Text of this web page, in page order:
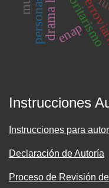
autoritarismo
enap
Instrucciones
Instrucciones para
Declaración de Autoría
Proceso de Revisión